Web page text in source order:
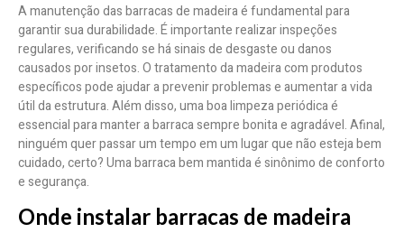
A manutenção das barracas de madeira é fundamental para
garantir sua durabilidade. É importante realizar inspeções
regulares, verificando se há sinais de desgaste ou danos
causados por insetos. O tratamento da madeira com produtos
específicos pode ajudar a prevenir problemas e aumentar a vida
útil da estrutura. Além disso, uma boa limpeza periódica é
essencial para manter a barraca sempre bonita e agradável. Afinal,
ninguém quer passar um tempo em um lugar que não esteja bem
cuidado, certo? Uma barraca bem mantida é sinônimo de conforto
e segurança.
Onde instalar barracas de madeira